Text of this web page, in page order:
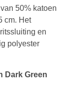
50% katoen
cm. Het
en
polyester
Dark Green